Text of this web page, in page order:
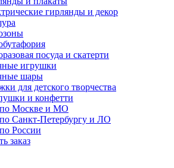
гирлянды и декор
посуда и скатерти
игрушки
шары
для детского творчества
и конфетти
по Москве и МО
Санкт-Петербургу и ЛО
России
заказ